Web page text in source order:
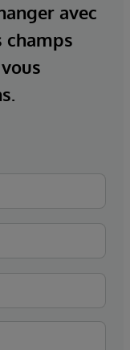
avec
champs